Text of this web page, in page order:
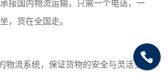
接国内物流运输，只需一个电话，一
，货在全国走。
流系统，保证货物的安全与灵活多